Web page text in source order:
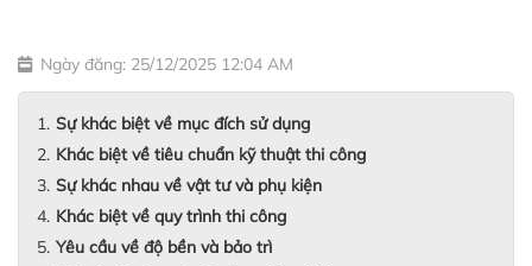
Ngày đăng: 25/12/2025 12:04 AM
Sự khác biệt về mục đích sử dụng
Khác biệt về tiêu chuẩn kỹ thuật thi công
Sự khác nhau về vật tư và phụ kiện
Khác biệt về quy trình thi công
Yêu cầu về độ bền và bảo trì